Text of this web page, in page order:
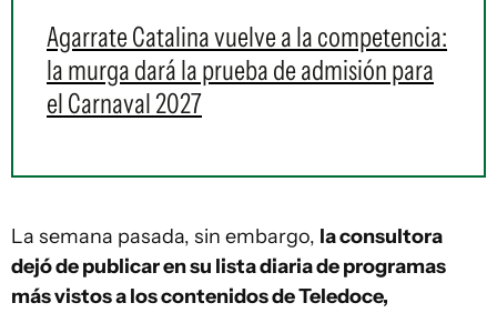
Agarrate Catalina vuelve a la competencia:
la murga dará la prueba de admisión para
el Carnaval 2027
La semana pasada, sin embargo, la consultora
dejó de publicar en su lista diaria de programas
más vistos a los contenidos de Teledoce,